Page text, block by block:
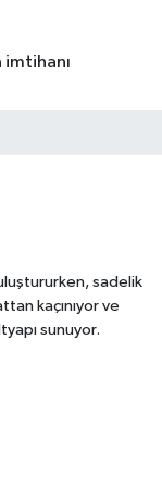
imtihanı
sadelik
kaçınıyor ve
sunuyor.